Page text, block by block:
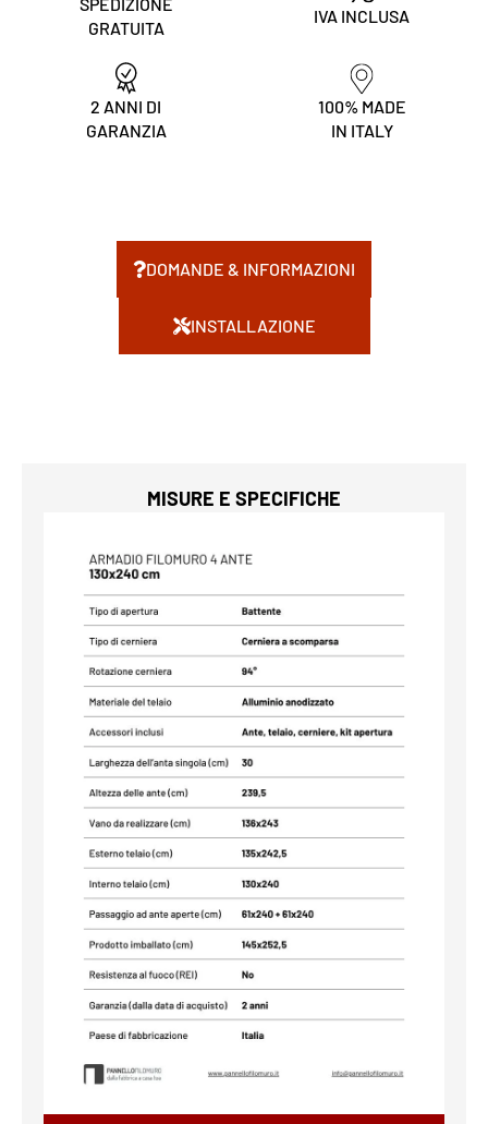
GRATUITA
IVA INCLUSA
2 ANNI DI
GARANZIA
100% MADE
IN ITALY
DOMANDE & INFORMAZIONI
INSTALLAZIONE
MISURE E SPECIFICHE